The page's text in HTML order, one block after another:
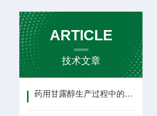
ARTICLE
技术文章
药用甘露醇生产过程中的关键工艺参数（结晶/干燥）控制